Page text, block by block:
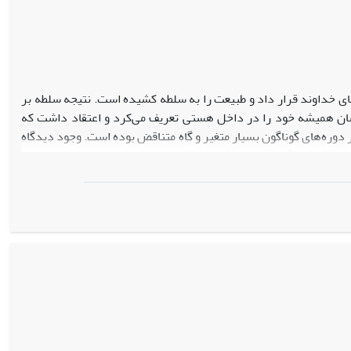
خداوند قرار داد و طبیعت را به سلطه کشیده است. نتیجهٔ سلطه بر
همیشه خود را در داخل هستی تعریف می‌کرد و اعتقاد داشت که
گوناگون بسیار متغیر و گاه متناقض بوده است. وجود دیدگاه
بستگی دارد، باعث بروز رفتارهای مبتنی بر احترام به طبیعت و
جهان همواره در مسائل انسانی و زیست‌محیطی پیشرو بوده‌اند.
با تأسی از پندارهای حفاظت از عناصر محیطی آب‌وخاک، گیاه و
مانده از ایران باستان و همچنین کاوش در منابع آئین زرتشت و
شده است. نتیجه نشان می‍دهد که ایرانیان باستان با نگرشی